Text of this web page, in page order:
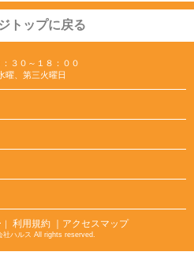
トップに戻る
３０～１８：００
曜、第三火曜日
｜ 利用規約 ｜アクセスマップ
ハルス All rights reserved.